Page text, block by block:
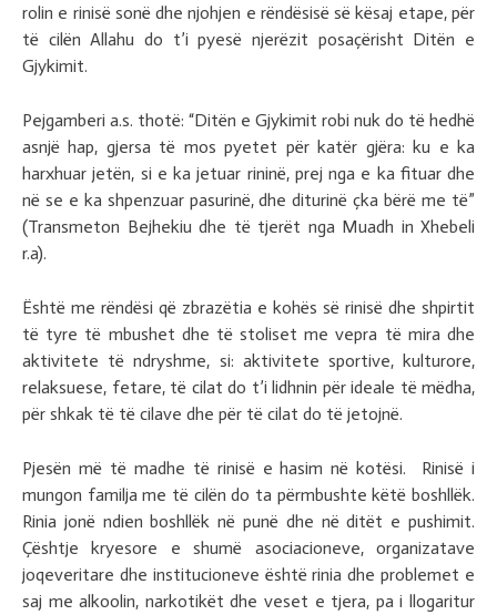
rolin e rinisë sonë dhe njohjen e rëndësisë së kësaj etape, për
të cilën Allahu do t’i pyesë njerëzit posaçërisht Ditën e
Gjykimit.
Pejgamberi a.s. thotë: “Ditën e Gjykimit robi nuk do të hedhë
asnjë hap, gjersa të mos pyetet për katër gjëra: ku e ka
harxhuar jetën, si e ka jetuar rininë, prej nga e ka fituar dhe
në se e ka shpenzuar pasurinë, dhe diturinë çka bërë me të”
(Transmeton Bejhekiu dhe të tjerët nga Muadh in Xhebeli
r.a).
Është me rëndësi që zbrazëtia e kohës së rinisë dhe shpirtit
të tyre të mbushet dhe të stoliset me vepra të mira dhe
aktivitete të ndryshme, si: aktivitete sportive, kulturore,
relaksuese, fetare, të cilat do t’i lidhnin për ideale të mëdha,
për shkak të të cilave dhe për të cilat do të jetojnë.
Pjesën më të madhe të rinisë e hasim në kotësi. Rinisë i
mungon familja me të cilën do ta përmbushte këtë boshllëk.
Rinia jonë ndien boshllëk në punë dhe në ditët e pushimit.
Çështje kryesore e shumë asociacioneve, organizatave
joqeveritare dhe institucioneve është rinia dhe problemet e
saj me alkoolin, narkotikët dhe veset e tjera, pa i llogaritur